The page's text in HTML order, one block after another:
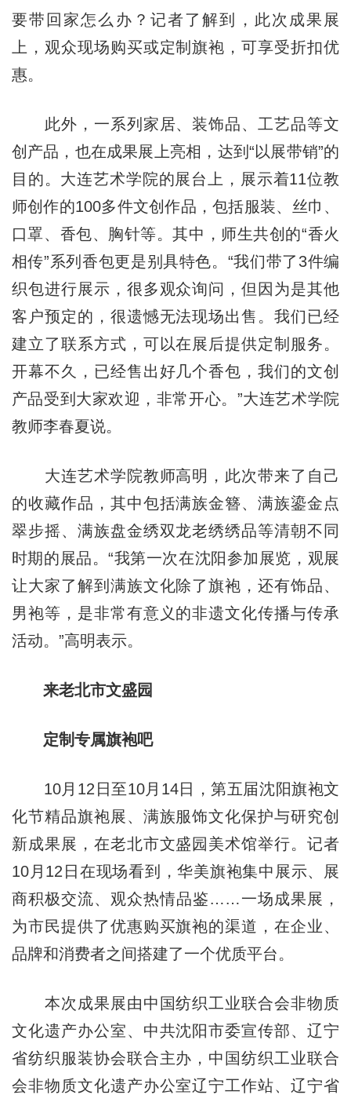
要带回家怎么办？记者了解到，此次成果展
上，观众现场购买或定制旗袍，可享受折扣优
惠。
此外，一系列家居、装饰品、工艺品等文
创产品，也在成果展上亮相，达到“以展带销”的
目的。大连艺术学院的展台上，展示着11位教
师创作的100多件文创作品，包括服装、丝巾、
口罩、香包、胸针等。其中，师生共创的“香火
相传”系列香包更是别具特色。“我们带了3件编
织包进行展示，很多观众询问，但因为是其他
客户预定的，很遗憾无法现场出售。我们已经
建立了联系方式，可以在展后提供定制服务。
开幕不久，已经售出好几个香包，我们的文创
产品受到大家欢迎，非常开心。”大连艺术学院
教师李春夏说。
大连艺术学院教师高明，此次带来了自己
的收藏作品，其中包括满族金簪、满族鎏金点
翠步摇、满族盘金绣双龙老绣绣品等清朝不同
时期的展品。“我第一次在沈阳参加展览，观展
让大家了解到满族文化除了旗袍，还有饰品、
男袍等，是非常有意义的非遗文化传播与传承
活动。”高明表示。
来老北市文盛园
定制专属旗袍吧
10月12日至10月 14日，第五届沈阳旗袍文
化节精品旗袍展、满族服饰文化保护与研究创
新成果展，在老北市文盛园美术馆举行。记者
10月 12日在现场看到，华美旗袍集中展示、展
商积极交流、观众热情品鉴……一场成果展，
为市民提供了优惠购买旗袍的渠道，在企业、
品牌和消费者之间搭建了一个优质平台。
本次成果展由中国纺织工业联合会非物质
文化遗产办公室、中共沈阳市委宣传部、辽宁
省纺织服装协会联合主办，中国纺织工业联合
会非物质文化遗产办公室辽宁工作站、辽宁省